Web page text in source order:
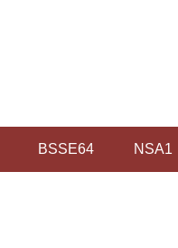
BSSE64 NSA1